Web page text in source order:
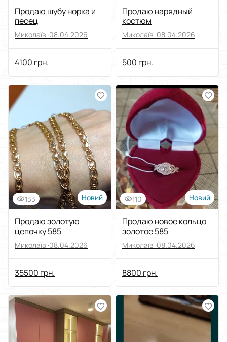
Продаю шубу норка и
песец
Миколаїв ·08.04.2026
4100 грн.
Продаю нарядный
костюм
Миколаїв ·08.04.2026
500 грн.
133 Новий
Продаю золотую
цепочку 585
Миколаїв ·08.04.2026
35500 грн.
110 Новий
Продаю новое кольцо
золотое 585
Миколаїв ·08.04.2026
8800 грн.